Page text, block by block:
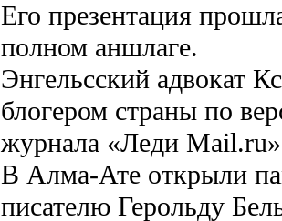
Его презентация
полном аншлаге.
Энгельсский адвокат
блогером страны по
журнала «Леди
В Алма-Ате открыли
писателю Герольду